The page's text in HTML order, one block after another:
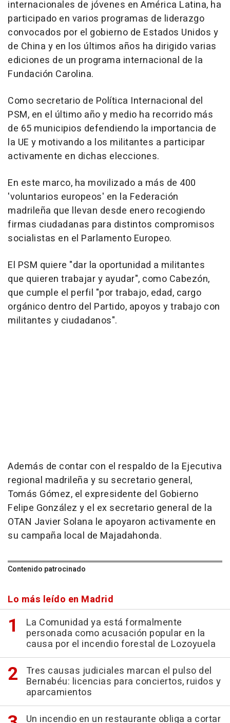
internacionales de jóvenes en América Latina, ha
participado en varios programas de liderazgo
convocados por el gobierno de Estados Unidos y
de China y en los últimos años ha dirigido varias
ediciones de un programa internacional de la
Fundación Carolina.
Como secretario de Política Internacional del
PSM, en el último año y medio ha recorrido más
de 65 municipios defendiendo la importancia de
la UE y motivando a los militantes a participar
activamente en dichas elecciones.
En este marco, ha movilizado a más de 400
'voluntarios europeos' en la Federación
madrileña que llevan desde enero recogiendo
firmas ciudadanas para distintos compromisos
socialistas en el Parlamento Europeo.
El PSM quiere "dar la oportunidad a militantes
que quieren trabajar y ayudar", como Cabezón,
que cumple el perfil "por trabajo, edad, cargo
orgánico dentro del Partido, apoyos y trabajo con
militantes y ciudadanos".
Además de contar con el respaldo de la Ejecutiva
regional madrileña y su secretario general,
Tomás Gómez, el expresidente del Gobierno
Felipe González y el ex secretario general de la
OTAN Javier Solana le apoyaron activamente en
su campaña local de Majadahonda.
Contenido patrocinado
Lo más leído en Madrid
La Comunidad ya está formalmente
personada como acusación popular en la
causa por el incendio forestal de Lozoyuela
Tres causas judiciales marcan el pulso del
Bernabéu: licencias para conciertos, ruidos y
aparcamientos
Un incendio en un restaurante obliga a cortar